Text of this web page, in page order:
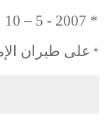
10 – 5 - 2007 *
على طيران *